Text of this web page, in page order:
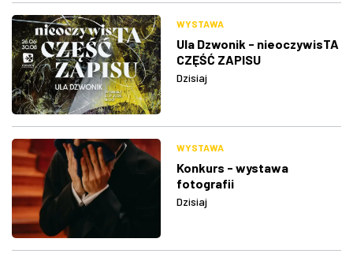
WYSTAWA
Ula Dzwonik - nieoczywisTA
CZĘŚĆ ZAPISU
Dzisiaj
WYSTAWA
Konkurs - wystawa
fotografii
Dzisiaj